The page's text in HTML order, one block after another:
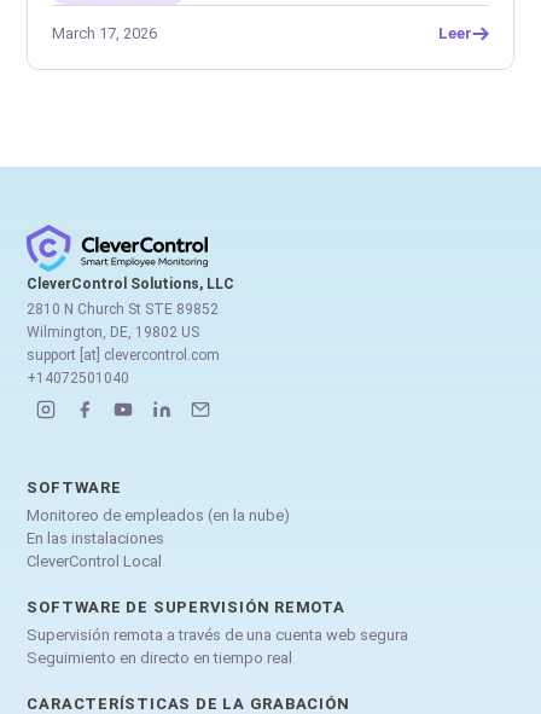
March 17, 2026 Leer
CleverControl Solutions, LLC
2810 N Church St STE 89852
Wilmington, DE, 19802 US
support [at] clevercontrol.com
+14072501040
SOFTWARE
Monitoreo de empleados (en la nube)
En las instalaciones
CleverControl Local
SOFTWARE DE SUPERVISIÓN REMOTA
Supervisión remota a través de una cuenta web segura
Seguimiento en directo en tiempo real
CARACTERÍSTICAS DE LA GRABACIÓN